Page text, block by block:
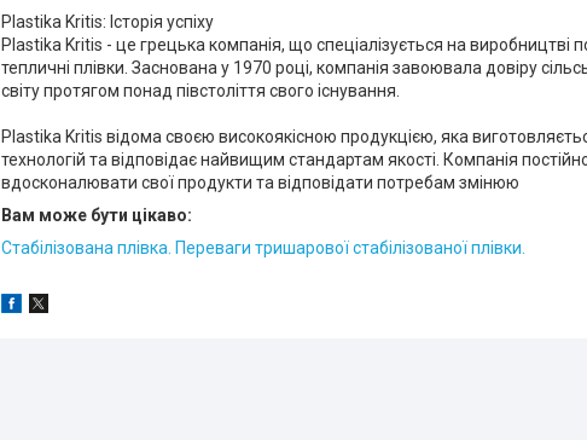
Plastika Kritis: Історія успіху
Plastika Kritis - це грецька компанія, що спеціалізується на виробництві
тепличні плівки. Заснована у 1970 році, компанія завоювала довіру
світу протягом понад півстоліття свого існування.
Plastika Kritis відома своєю високоякісною продукцією, яка
технологій та відповідає найвищим стандартам якості. Компанія
вдосконалювати свої продукти та відповідати потребам змінюю
Вам може бути цікаво:
Стабілізована плівка. Переваги тришарової стабілізованої плівки.